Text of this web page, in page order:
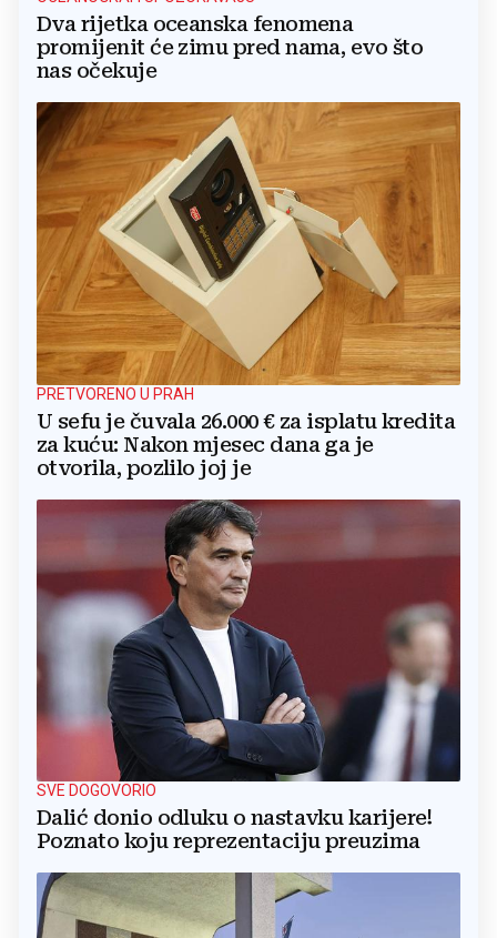
Dva rijetka oceanska fenomena
promijenit će zimu pred nama, evo što
nas očekuje
PRETVORENO U PRAH
U sefu je čuvala 26.000 € za isplatu kredita
za kuću: Nakon mjesec dana ga je
otvorila, pozlilo joj je
SVE DOGOVORIO
Dalić donio odluku o nastavku karijere!
Poznato koju reprezentaciju preuzima